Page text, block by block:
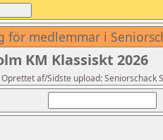
medlemmar i
KM Klassiskt 2026
af/Sidste upload: Seniorschack